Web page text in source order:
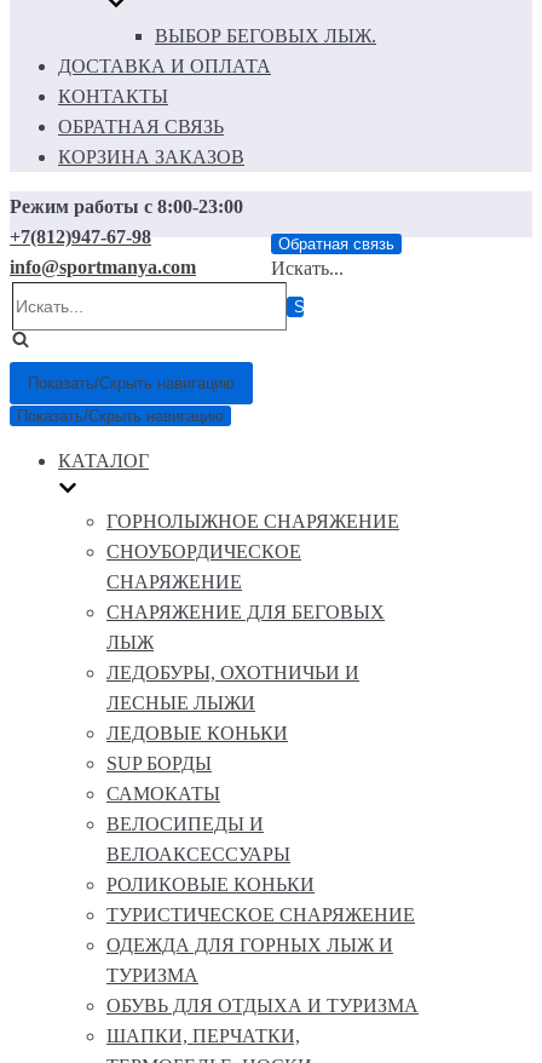
ВЫБОР БЕГОВЫХ ЛЫЖ.
ДОСТАВКА И ОПЛАТА
КОНТАКТЫ
ОБРАТНАЯ СВЯЗЬ
КОРЗИНА ЗАКАЗОВ
Режим работы с 8:00-23:00
+7(812)947-67-98
info@sportmanya.com
Обратная связь
Искать...
Показать/Скрыть навигацию
Показать/Скрыть навигацию
КАТАЛОГ
ГОРНОЛЫЖНОЕ СНАРЯЖЕНИЕ
СНОУБОРДИЧЕСКОЕ
СНАРЯЖЕНИЕ
СНАРЯЖЕНИЕ ДЛЯ БЕГОВЫХ
ЛЫЖ
ЛЕДОБУРЫ, ОХОТНИЧЬИ И
ЛЕСНЫЕ ЛЫЖИ
ЛЕДОВЫЕ КОНЬКИ
SUP БОРДЫ
САМОКАТЫ
ВЕЛОСИПЕДЫ И
ВЕЛОАКСЕССУАРЫ
РОЛИКОВЫЕ КОНЬКИ
ТУРИСТИЧЕСКОЕ СНАРЯЖЕНИЕ
ОДЕЖДА ДЛЯ ГОРНЫХ ЛЫЖ И
ТУРИЗМА
ОБУВЬ ДЛЯ ОТДЫХА И ТУРИЗМА
ШАПКИ, ПЕРЧАТКИ,